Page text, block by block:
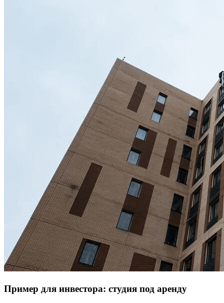
Пример для инвестора: студия под аренду